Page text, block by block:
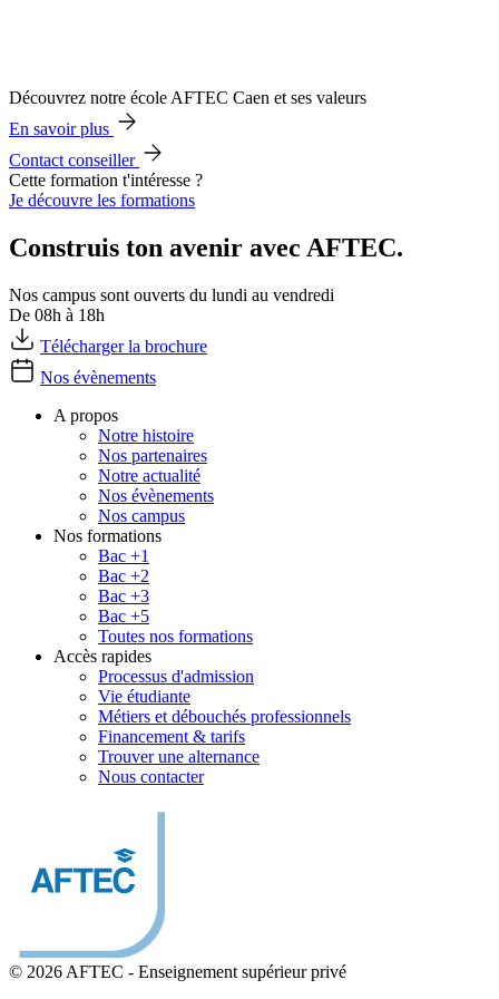
Découvrez notre école AFTEC Caen et ses valeurs
En savoir plus
Contact conseiller
Cette formation t'intéresse ?
Je découvre les formations
Construis ton avenir avec AFTEC.
Nos campus sont ouverts du lundi au vendredi
De 08h à 18h
Télécharger la brochure
Nos évènements
A propos
Notre histoire
Nos partenaires
Notre actualité
Nos évènements
Nos campus
Nos formations
Bac +1
Bac +2
Bac +3
Bac +5
Toutes nos formations
Accès rapides
Processus d'admission
Vie étudiante
Métiers et débouchés professionnels
Financement & tarifs
Trouver une alternance
Nous contacter
© 2026 AFTEC - Enseignement supérieur privé